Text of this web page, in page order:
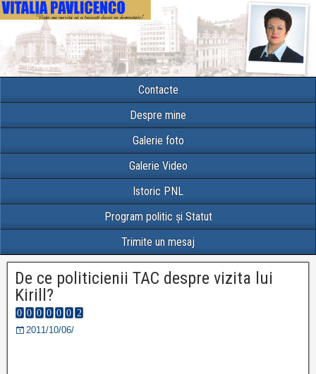
Contacte
Despre mine
Galerie foto
Galerie Video
Istoric PNL
Program politic și Statut
Trimite un mesaj
De ce politicienii TAC despre vizita lui
Kirill?
2011/10/06/